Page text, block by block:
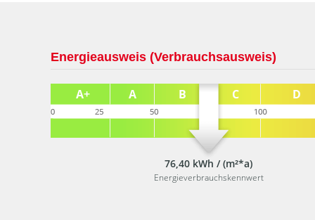
Energieausweis (Verbrauchsausweis)
76,40 kWh / (m²*a)
Energieverbrauchskennwert